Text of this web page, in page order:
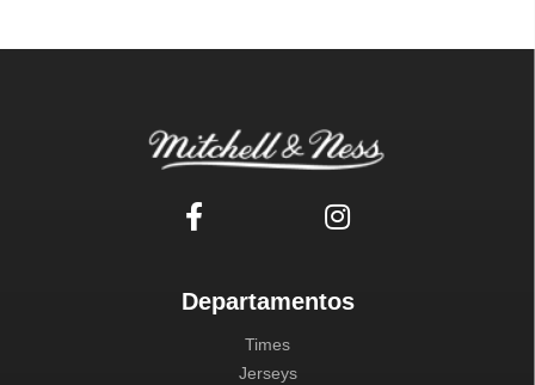
Departamentos
Times
Jerseys